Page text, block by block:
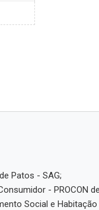
Patos - SAG;
- PROCON
Social e Habitação